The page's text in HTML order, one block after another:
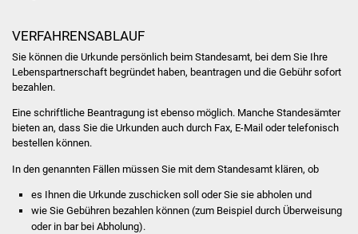
Dienstleistungen
Bürgerinfos
Bildung
VERFAHRENSABLAUF
Sie können die Urkunde persönlich beim Standesamt, bei dem Sie Ihre
Lebenspartnerschaft begründet haben, beantragen und die Gebühr sofort
bezahlen.
Eine schriftliche Beantragung ist ebenso möglich. Manche Standesämter
bieten an, dass Sie die Urkunden auch durch Fax, E-Mail oder telefonisch
bestellen können.
In den genannten Fällen müssen Sie mit dem Standesamt klären, ob
es Ihnen die Urkunde zuschicken soll oder Sie sie abholen und
wie Sie Gebühren bezahlen können(zum Beispiel durch Überweisung
oder in bar bei Abholung).